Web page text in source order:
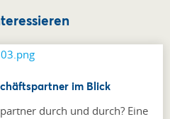
im Blick
durch und durch? Eine